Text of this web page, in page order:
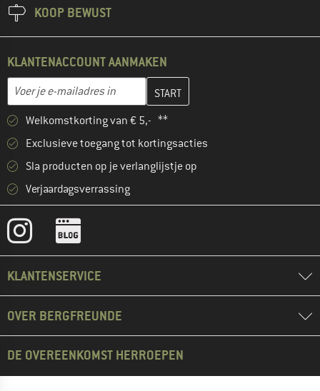
KOOP BEWUST
KLANTENACCOUNT AANMAKEN
E-mailadres
Vul je e-mailadres hier in en maak in de volgende stap je
Welkomstkorting van € 5,- **
Exclusieve toegang tot kortingsacties
Sla producten op je verlanglijstje op
Verjaardagsverrassing
KLANTENSERVICE
OVER BERGFREUNDE
DE OVEREENKOMST HERROEPEN